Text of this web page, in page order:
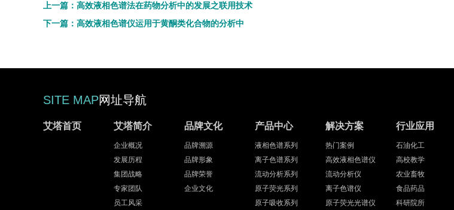
上一篇：高效液相色谱法在药物分析中的发展之联用技术
下一篇：高效液相色谱仪运用于黄酮类化合物的分析中
SITE MAP网址导航
艾塔首页 艾塔简介
企业概况
发展历程
集团战略
专家团队
员工风采
品牌文化
品牌溯源
品牌形象
品牌荣誉
企业文化
产品中心
液相色谱系列
离子色谱系列
流动分析系列
原子荧光系列
原子吸收系列
解决方案
热门案例
高效液相色谱仪
流动分析仪
离子色谱仪
原子荧光光谱仪
行业应用
石油化工
高校教学
农业畜牧
食品药品
科研院所